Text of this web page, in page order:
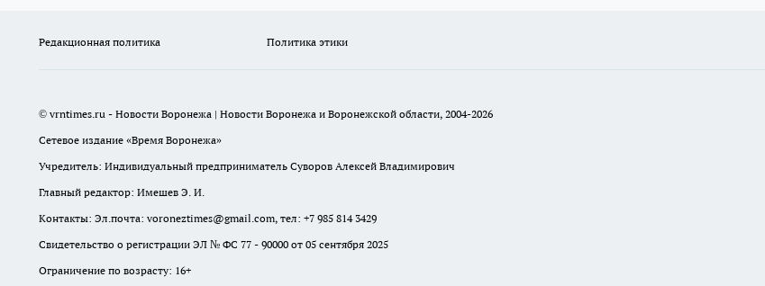
Редакционная политика Политика этики
© vrntimes.ru - Новости Воронежа | Новости Воронежа и Воронежской области, 2004-2026
Сетевое издание «Время Воронежа»
Учредитель: Индивидуальный предприниматель Суворов Алексей Владимирович
Главный редактор: Имешев Э. И.
Контакты: Эл.почта: voroneztimes@gmail.com, тел: +7 985 814 3429
Свидетельство о регистрации ЭЛ № ФС 77 - 90000 от 05 сентября 2025
Ограничение по возрасту: 16+